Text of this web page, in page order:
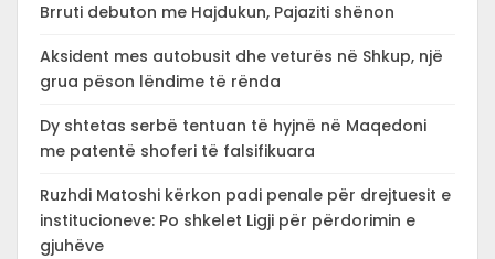
Brruti debuton me Hajdukun, Pajaziti shënon
Aksident mes autobusit dhe veturës në Shkup, një
grua pëson lëndime të rënda
Dy shtetas serbë tentuan të hyjnë në Maqedoni
me patentë shoferi të falsifikuara
Ruzhdi Matoshi kërkon padi penale për drejtuesit e
institucioneve: Po shkelet Ligji për përdorimin e
gjuhëve